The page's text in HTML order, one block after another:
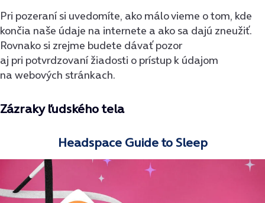
Pri pozeraní si uvedomíte, ako málo vieme o tom, kde
končia naše údaje na internete a ako sa dajú zneužiť.
Rovnako si zrejme budete dávať pozor
aj pri potvrdzovaní žiadosti o prístup k údajom
na webových stránkach.
Zázraky ľudského tela
Headspace Guide to Sleep